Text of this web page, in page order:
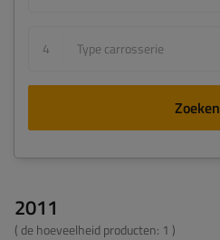
4 Type carrosserie
Zoeken
2011
( de hoeveelheid producten: 1 )